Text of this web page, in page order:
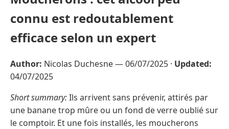
connu est redoutablement
efficace selon un expert
Author: Nicolas Duchesne —06/07/2025 · Updated:
04/07/2025
Short summary:Ils arrivent sans prévenir, attirés par
une banane trop mûre ou un fond de verre oublié sur
le comptoir. Et une fois installés, les moucherons